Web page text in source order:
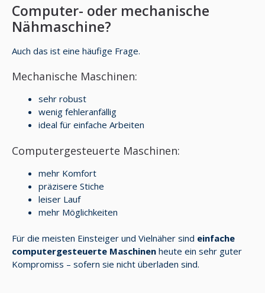
Computer- oder mechanische
Nähmaschine?
Auch das ist eine häufige Frage.
Mechanische Maschinen:
sehr robust
wenig fehleranfällig
ideal für einfache Arbeiten
Computergesteuerte Maschinen:
mehr Komfort
präzisere Stiche
leiser Lauf
mehr Möglichkeiten
Für die meisten Einsteiger und Vielnäher sind einfache
computergesteuerte Maschinen heute ein sehr guter
Kompromiss – sofern sie nicht überladen sind.